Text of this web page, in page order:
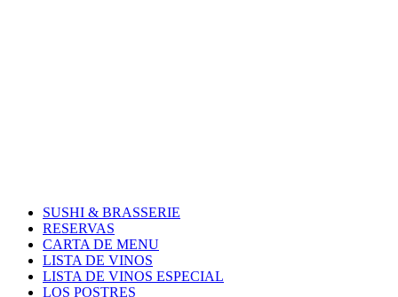
SUSHI & BRASSERIE
RESERVAS
CARTA DE MENU
LISTA DE VINOS
LISTA DE VINOS ESPECIAL
LOS POSTRES